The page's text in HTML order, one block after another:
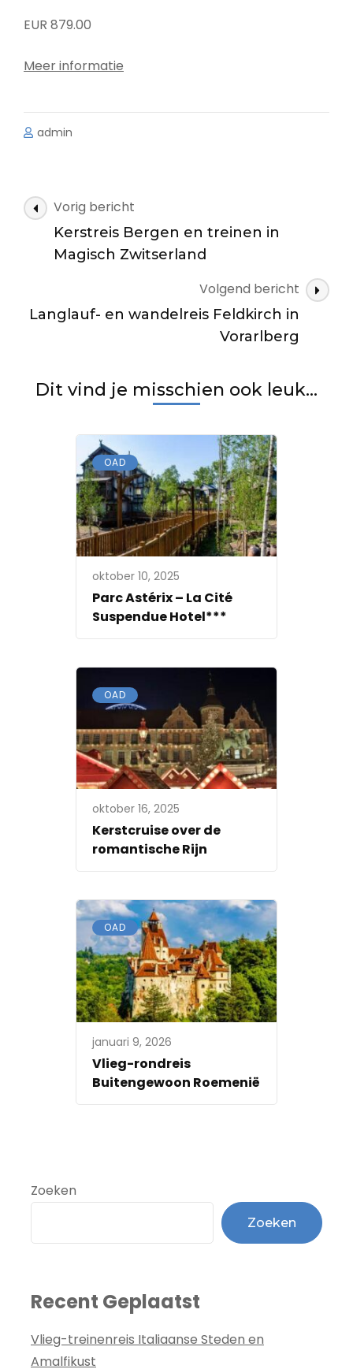
EUR 879.00
Meer informatie
admin
Bericht
navigatie
Vorig bericht
Kerstreis Bergen en treinen in
Magisch Zwitserland
Volgend bericht
Langlauf- en wandelreis Feldkirch in
Vorarlberg
Dit vind je misschien ook leuk...
OAD
oktober 10, 2025
Parc Astérix – La Cité
Suspendue Hotel***
OAD
oktober 16, 2025
Kerstcruise over de
romantische Rijn
OAD
januari 9, 2026
Vlieg-rondreis
Buitengewoon Roemenië
Zoeken
Zoeken
Recent Geplaatst
Vlieg-treinenreis Italiaanse Steden en
Amalfikust